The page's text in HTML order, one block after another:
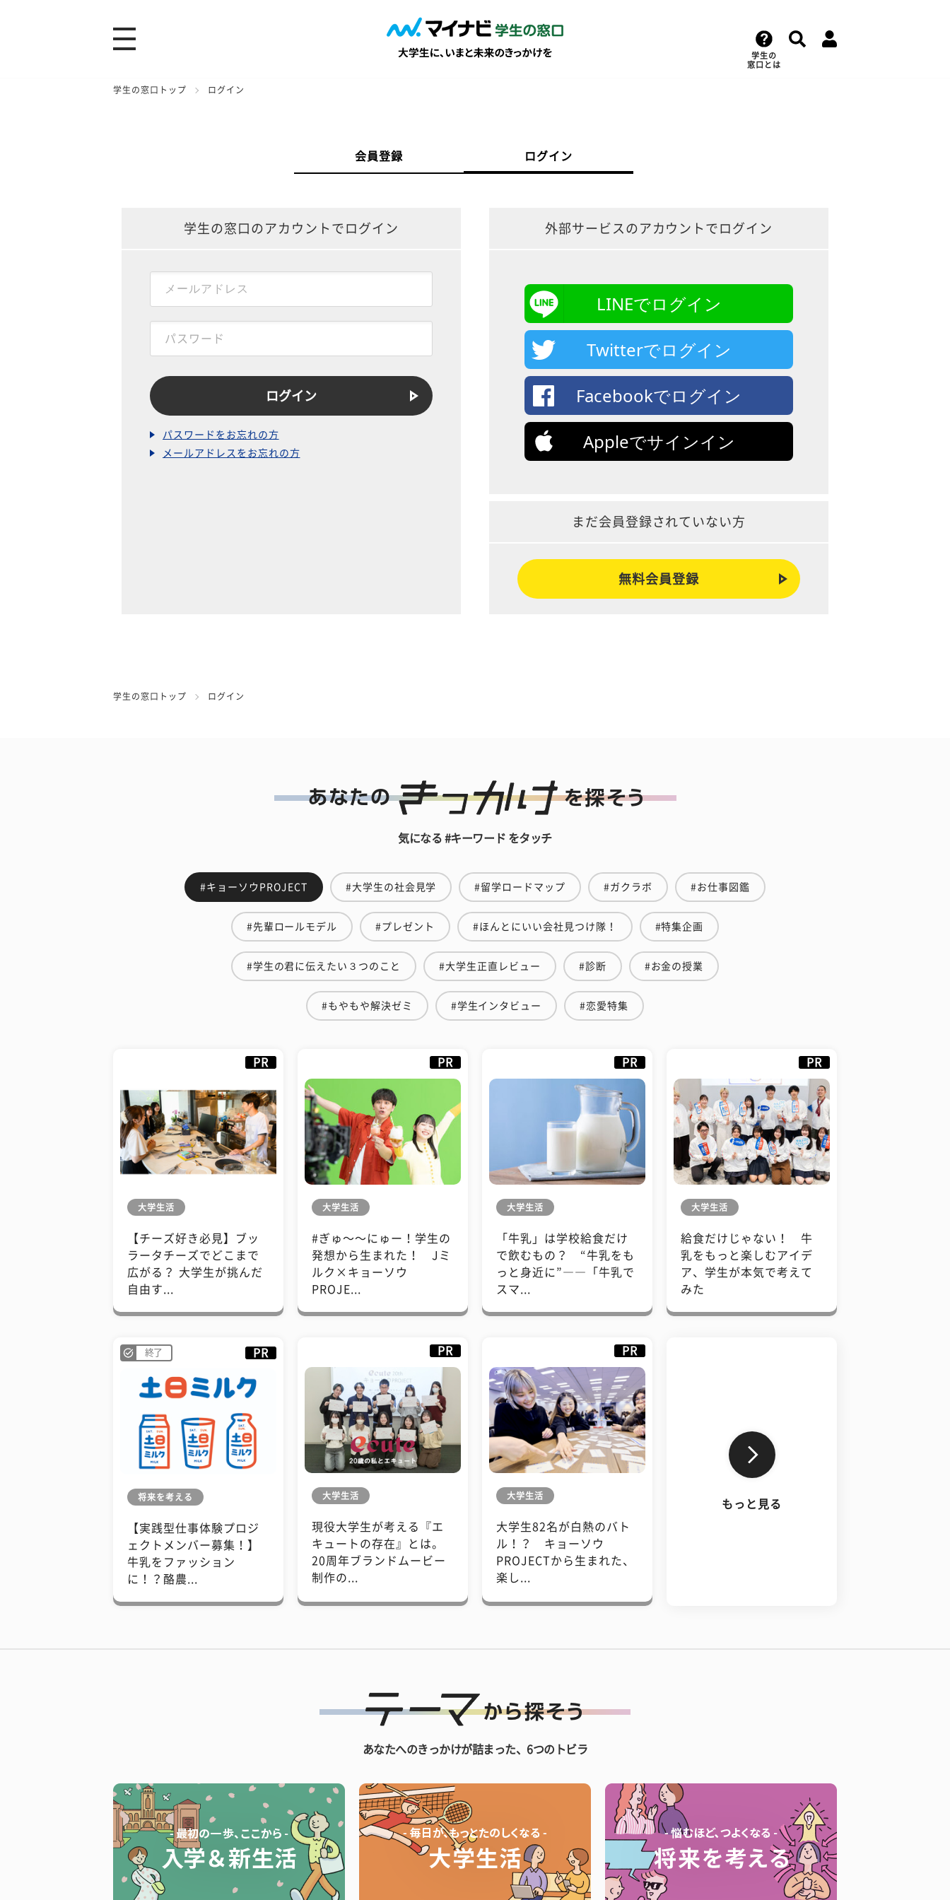
学生の
窓口とは
学生の窓口トップ ログイン
会員登録 ログイン
学生の窓口のアカウントでログイン
パスワードをお忘れの方
メールアドレスをお忘れの方
外部サービスのアカウントでログイン
LINEでログイン
Twitterでログイン
Facebookでログイン
Appleでサインイン
まだ会員登録されていない方
無料会員登録
学生の窓口トップ ログイン
気になる #キーワード をタッチ
#キョーソウPROJECT #大学生の社会見学 #留学ロードマップ #ガクラボ #お仕事図鑑
#先輩ロールモデル #プレゼント #ほんとにいい会社見つけ隊！ #特集企画
#学生の君に伝えたい３つのこと #大学生正直レビュー #診断 #お金の授業
#もやもや解決ゼミ #学生インタビュー #恋愛特集
PR
大学生活
【チーズ好き必見】ブッ
ラータチーズでどこまで
広がる？ 大学生が挑んだ
自由す...
PR
大学生活
#ぎゅ〜〜にゅー！学生の
発想から生まれた！ Jミ
ルク×キョーソウ
PROJE...
PR
大学生活
「牛乳」は学校給食だけ
で飲むもの？ “牛乳をも
っと身近に”――「牛乳で
スマ...
PR
大学生活
給食だけじゃない！ 牛
乳をもっと楽しむアイデ
ア、学生が本気で考えて
みた
終了 PR
将来を考える
【実践型仕事体験プロジ
ェクトメンバー募集！】
牛乳をファッション
に！？酪農...
PR
大学生活
現役大学生が考える『エ
キュートの存在』とは。
20周年ブランドムービー
制作の...
PR
大学生活
大学生82名が白熱のバト
ル！？ キョーソウ
PROJECTから生まれた、
楽し...
もっと見る
あなたへのきっかけが詰まった、6つのトビラ